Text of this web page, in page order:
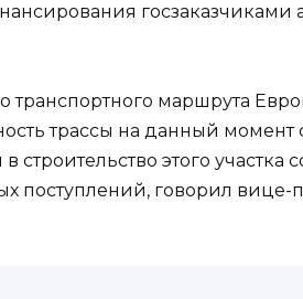
госзаказчиками
транспортного маршрута
трассы на данный момент
этого участка
поступлений, говорил